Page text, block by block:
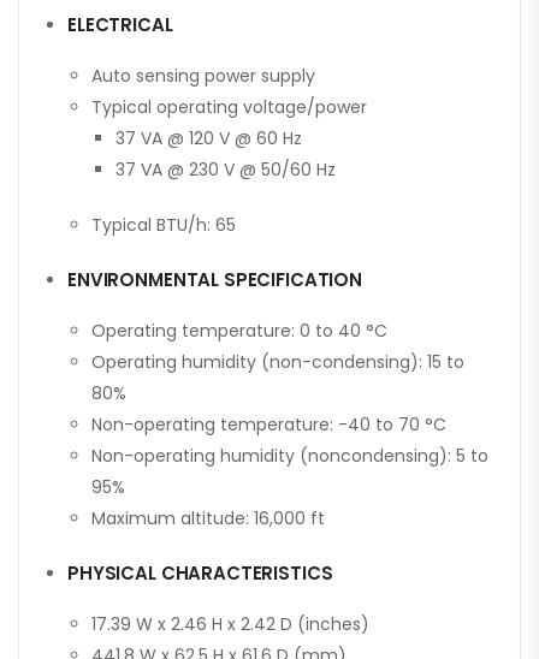
ELECTRICAL
Auto sensing power supply
Typical operating voltage/power
37 VA @ 120 V @ 60 Hz
37 VA @ 230 V @ 50/60 Hz
Typical BTU/h: 65
ENVIRONMENTAL SPECIFICATION
Operating temperature: 0 to 40 °C
Operating humidity (non-condensing): 15 to
80%
Non-operating temperature: -40 to 70 °C
Non-operating humidity (noncondensing): 5 to
95%
Maximum altitude: 16,000 ft
PHYSICAL CHARACTERISTICS
17.39 W x 2.46 H x 2.42 D (inches)